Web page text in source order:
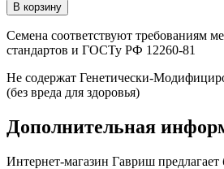
Семена соответствуют требованиям
стандартов и ГОСТу РФ 12260-81
Не содержат Генетически-
(без вреда для здоровья)
Дополнительная
Интернет-магазин Гавриш